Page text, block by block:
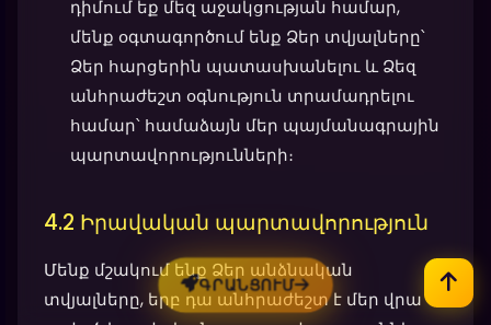
դիմում եք մեզ աջակցության համար,
մենք օգտագործում ենք Ձեր տվյալները՝
Ձեր հարցերին պատասխանելու և Ձեզ
անհրաժեշտ օգնություն տրամադրելու
համար՝ համաձայն մեր պայմանագրային
պարտավորությունների։
4.2 Իրավական պարտավորություն
Մենք մշակում ենք Ձեր անձնական
տվյալները, երբ դա անհրաժեշտ է մեր վրա
ԳՐԱՆՑՈՒՄ